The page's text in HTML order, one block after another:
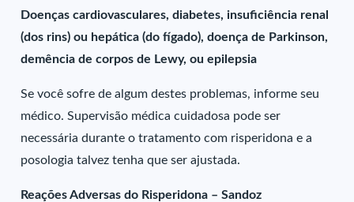
Doenças cardiovasculares, diabetes, insuficiência renal
(dos rins) ou hepática (do fígado), doença de Parkinson,
demência de corpos de Lewy, ou epilepsia
Se você sofre de algum destes problemas, informe seu
médico. Supervisão médica cuidadosa pode ser
necessária durante o tratamento com risperidona e a
posologia talvez tenha que ser ajustada.
Reações Adversas do Risperidona – Sandoz